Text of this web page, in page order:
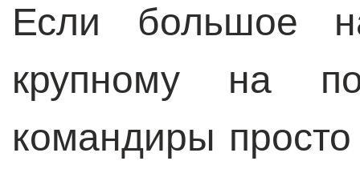
Если большое
крупному на
командиры